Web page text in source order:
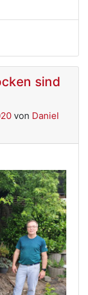
sind
von Daniel